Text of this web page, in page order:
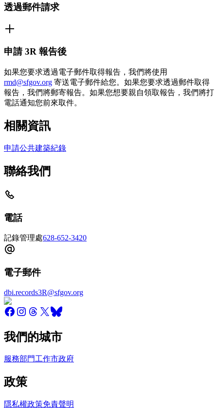
透過郵件請求
申請 3R 報告後
如果您要求透過電子郵件取得報告，我們將使用
rmd@sfgov.org 寄送電子郵件給您。如果您要求透過郵件取得
報告，我們將郵寄報告。如果您想要親自領取報告，我們將打
電話通知您前來取件。
相關資訊
申請公共建築紀錄
聯絡我們
電話
記錄管理處628-652-3420
電子郵件
dbi.records3R@sfgov.org
我們的城市
服務部門工作市政府
政策
隱私權政策免責聲明